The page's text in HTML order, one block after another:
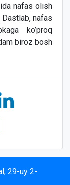
nafas olish
nafas
ko’proq
biroz bosh
29-uy 2-